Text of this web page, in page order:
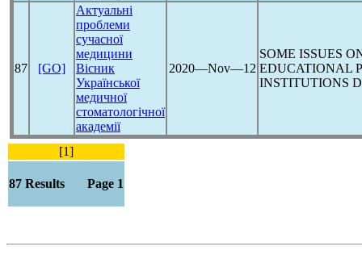
87 [GO]
Актуальні
проблеми
сучасної
медицини
Вісник
Української
медичної
стоматологічної
академії
2020―Nov―12
SOME ISSUES
EDUCATIONAL
INSTITUTIONS
[1]
87 Results Page 1